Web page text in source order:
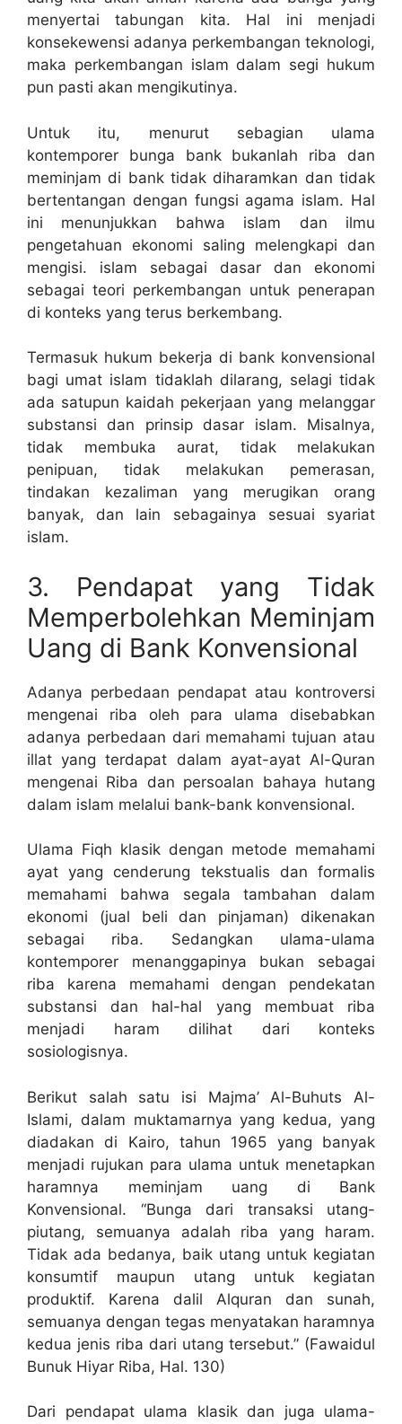
menyertai tabungan kita. Hal ini menjadi
konsekewensi adanya perkembangan teknologi,
maka perkembangan islam dalam segi hukum
pun pasti akan mengikutinya.
Untuk itu, menurut sebagian ulama
kontemporer bunga bank bukanlah riba dan
meminjam di bank tidak diharamkan dan tidak
bertentangan dengan fungsi agama islam. Hal
ini menunjukkan bahwa islam dan ilmu
pengetahuan ekonomi saling melengkapi dan
mengisi. islam sebagai dasar dan ekonomi
sebagai teori perkembangan untuk penerapan
di konteks yang terus berkembang.
Termasuk hukum bekerja di bank konvensional
bagi umat islam tidaklah dilarang, selagi tidak
ada satupun kaidah pekerjaan yang melanggar
substansi dan prinsip dasar islam. Misalnya,
tidak membuka aurat, tidak melakukan
penipuan, tidak melakukan pemerasan,
tindakan kezaliman yang merugikan orang
banyak, dan lain sebagainya sesuai syariat
islam.
3. Pendapat yang Tidak
Memperbolehkan Meminjam
Uang di Bank Konvensional
Adanya perbedaan pendapat atau kontroversi
mengenai riba oleh para ulama disebabkan
adanya perbedaan dari memahami tujuan atau
illat yang terdapat dalam ayat-ayat Al-Quran
mengenai Riba dan persoalan bahaya hutang
dalam islam melalui bank-bank konvensional.
Ulama Fiqh klasik dengan metode memahami
ayat yang cenderung tekstualis dan formalis
memahami bahwa segala tambahan dalam
ekonomi (jual beli dan pinjaman) dikenakan
sebagai riba. Sedangkan ulama-ulama
kontemporer menanggapinya bukan sebagai
riba karena memahami dengan pendekatan
substansi dan hal-hal yang membuat riba
menjadi haram dilihat dari konteks
sosiologisnya.
Berikut salah satu isi Majma’ Al-Buhuts Al-
Islami, dalam muktamarnya yang kedua, yang
diadakan di Kairo, tahun 1965 yang banyak
menjadi rujukan para ulama untuk menetapkan
haramnya meminjam uang di Bank
Konvensional. “Bunga dari transaksi utang-
piutang, semuanya adalah riba yang haram.
Tidak ada bedanya, baik utang untuk kegiatan
konsumtif maupun utang untuk kegiatan
produktif. Karena dalil Alquran dan sunah,
semuanya dengan tegas menyatakan haramnya
kedua jenis riba dari utang tersebut.” (Fawaidul
Bunuk Hiyar Riba, Hal. 130)
Dari pendapat ulama klasik dan juga ulama-